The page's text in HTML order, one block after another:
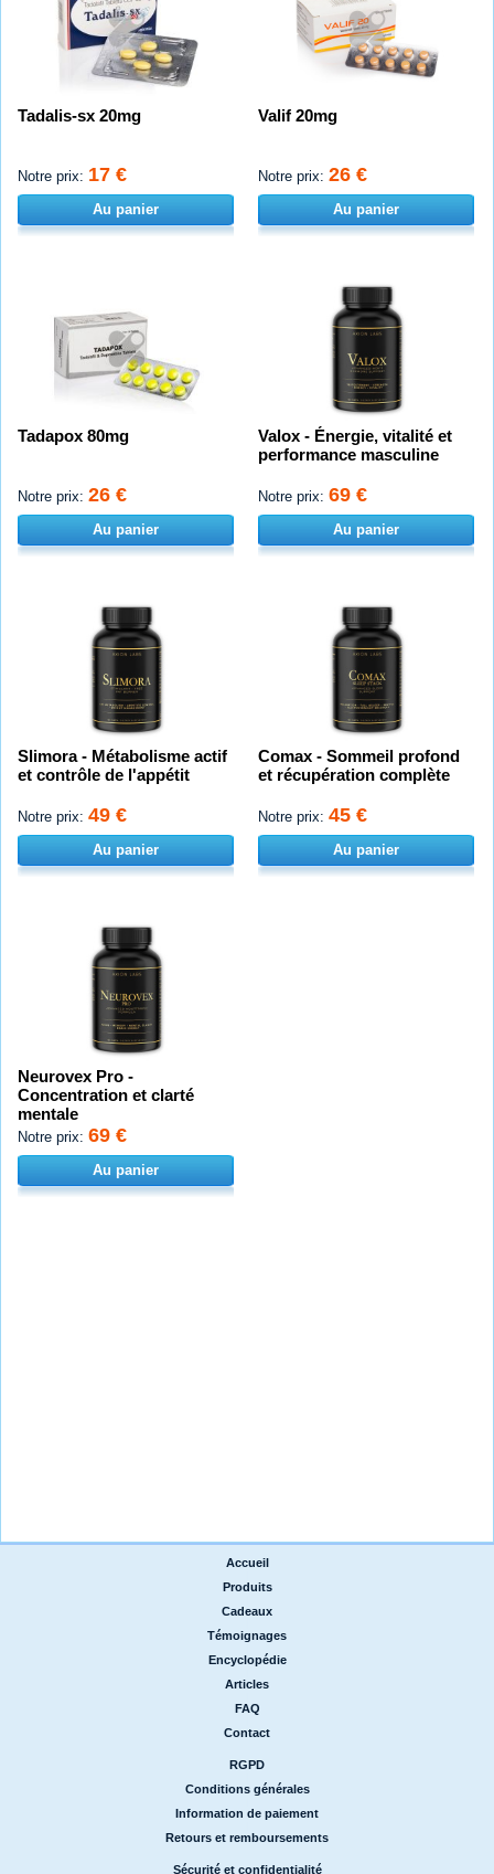
Tadalis-sx 20mg
Notre prix: 17 €
Au panier
Valif 20mg
Notre prix: 26 €
Au panier
Tadapox 80mg
Notre prix: 26 €
Au panier
Valox - Énergie, vitalité et
performance masculine
Notre prix: 69 €
Au panier
Slimora - Métabolisme actif
et contrôle de l'appétit
Notre prix: 49 €
Au panier
Comax - Sommeil profond
et récupération complète
Notre prix: 45 €
Au panier
Neurovex Pro -
Concentration et clarté
mentale
Notre prix: 69 €
Au panier
Accueil
Produits
Cadeaux
Témoignages
Encyclopédie
Articles
FAQ
Contact
RGPD
Conditions générales
Information de paiement
Retours et remboursements
Sécurité et confidentialité